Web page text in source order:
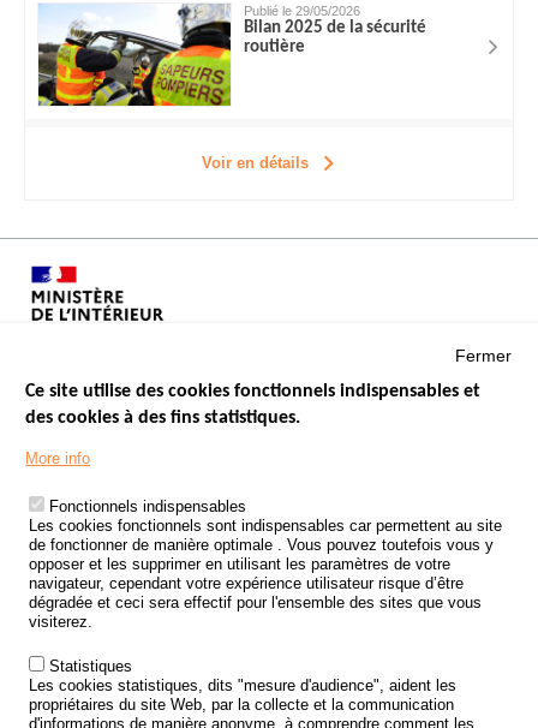
Publié le 29/05/2026
Bilan 2025 de la sécurité
routière
Voir en détails
Menu
Footer
LES SITES PUBLICS
ÉTAT DE L’INSÉCURITÉ ROUTIÈRE
TRAITEMENT DES DONNÉES PERSONNELLES DES ACCIDENTS DE
LA ROUTE
ETUDES ET RECHERCHES
APPEL À PROJETS
POLITIQUE DE SÉCURITÉ ROUTIÈRE
Fermer
Ce site utilise des cookies fonctionnels indispensables et
des cookies à des fins statistiques.
More info
Fonctionnels indispensables
Les cookies fonctionnels sont indispensables car permettent au site
de fonctionner de manière optimale . Vous pouvez toutefois vous y
opposer et les supprimer en utilisant les paramètres de votre
navigateur, cependant votre expérience utilisateur risque d’être
dégradée et ceci sera effectif pour l'ensemble des sites que vous
visiterez.
Statistiques
Les cookies statistiques, dits "mesure d'audience", aident les
propriétaires du site Web, par la collecte et la communication
d'informations de manière anonyme, à comprendre comment les